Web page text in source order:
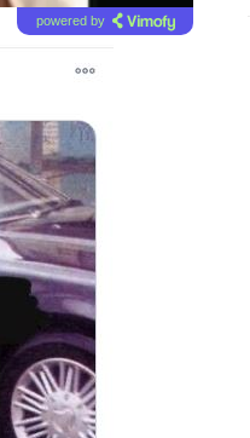
powered by